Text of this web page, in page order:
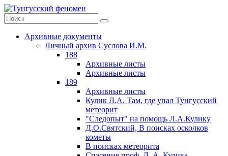
Архивные документы
Личный архив Суслова И.М.
188
Архивные листы
Архивные листы
189
Архивные листы
Кулик Л.А. Там, где упал Тунгусский
метеорит
"Следопыт" на помощь Л.А.Кулику
Д.О.Святский, В поисках осколков
кометы
В поисках метеорита